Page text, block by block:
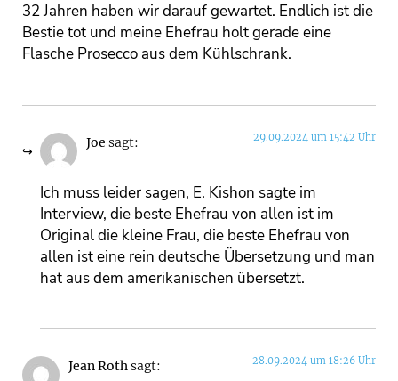
32 Jahren haben wir darauf gewartet. Endlich ist die
Bestie tot und meine Ehefrau holt gerade eine
Flasche Prosecco aus dem Kühlschrank.
Joe sagt: 29.09.2024 um 15:42 Uhr
Ich muss leider sagen, E. Kishon sagte im
Interview, die beste Ehefrau von allen ist im
Original die kleine Frau, die beste Ehefrau von
allen ist eine rein deutsche Übersetzung und man
hat aus dem amerikanischen übersetzt.
Jean Rothsagt: 28.09.2024 um 18:26 Uhr